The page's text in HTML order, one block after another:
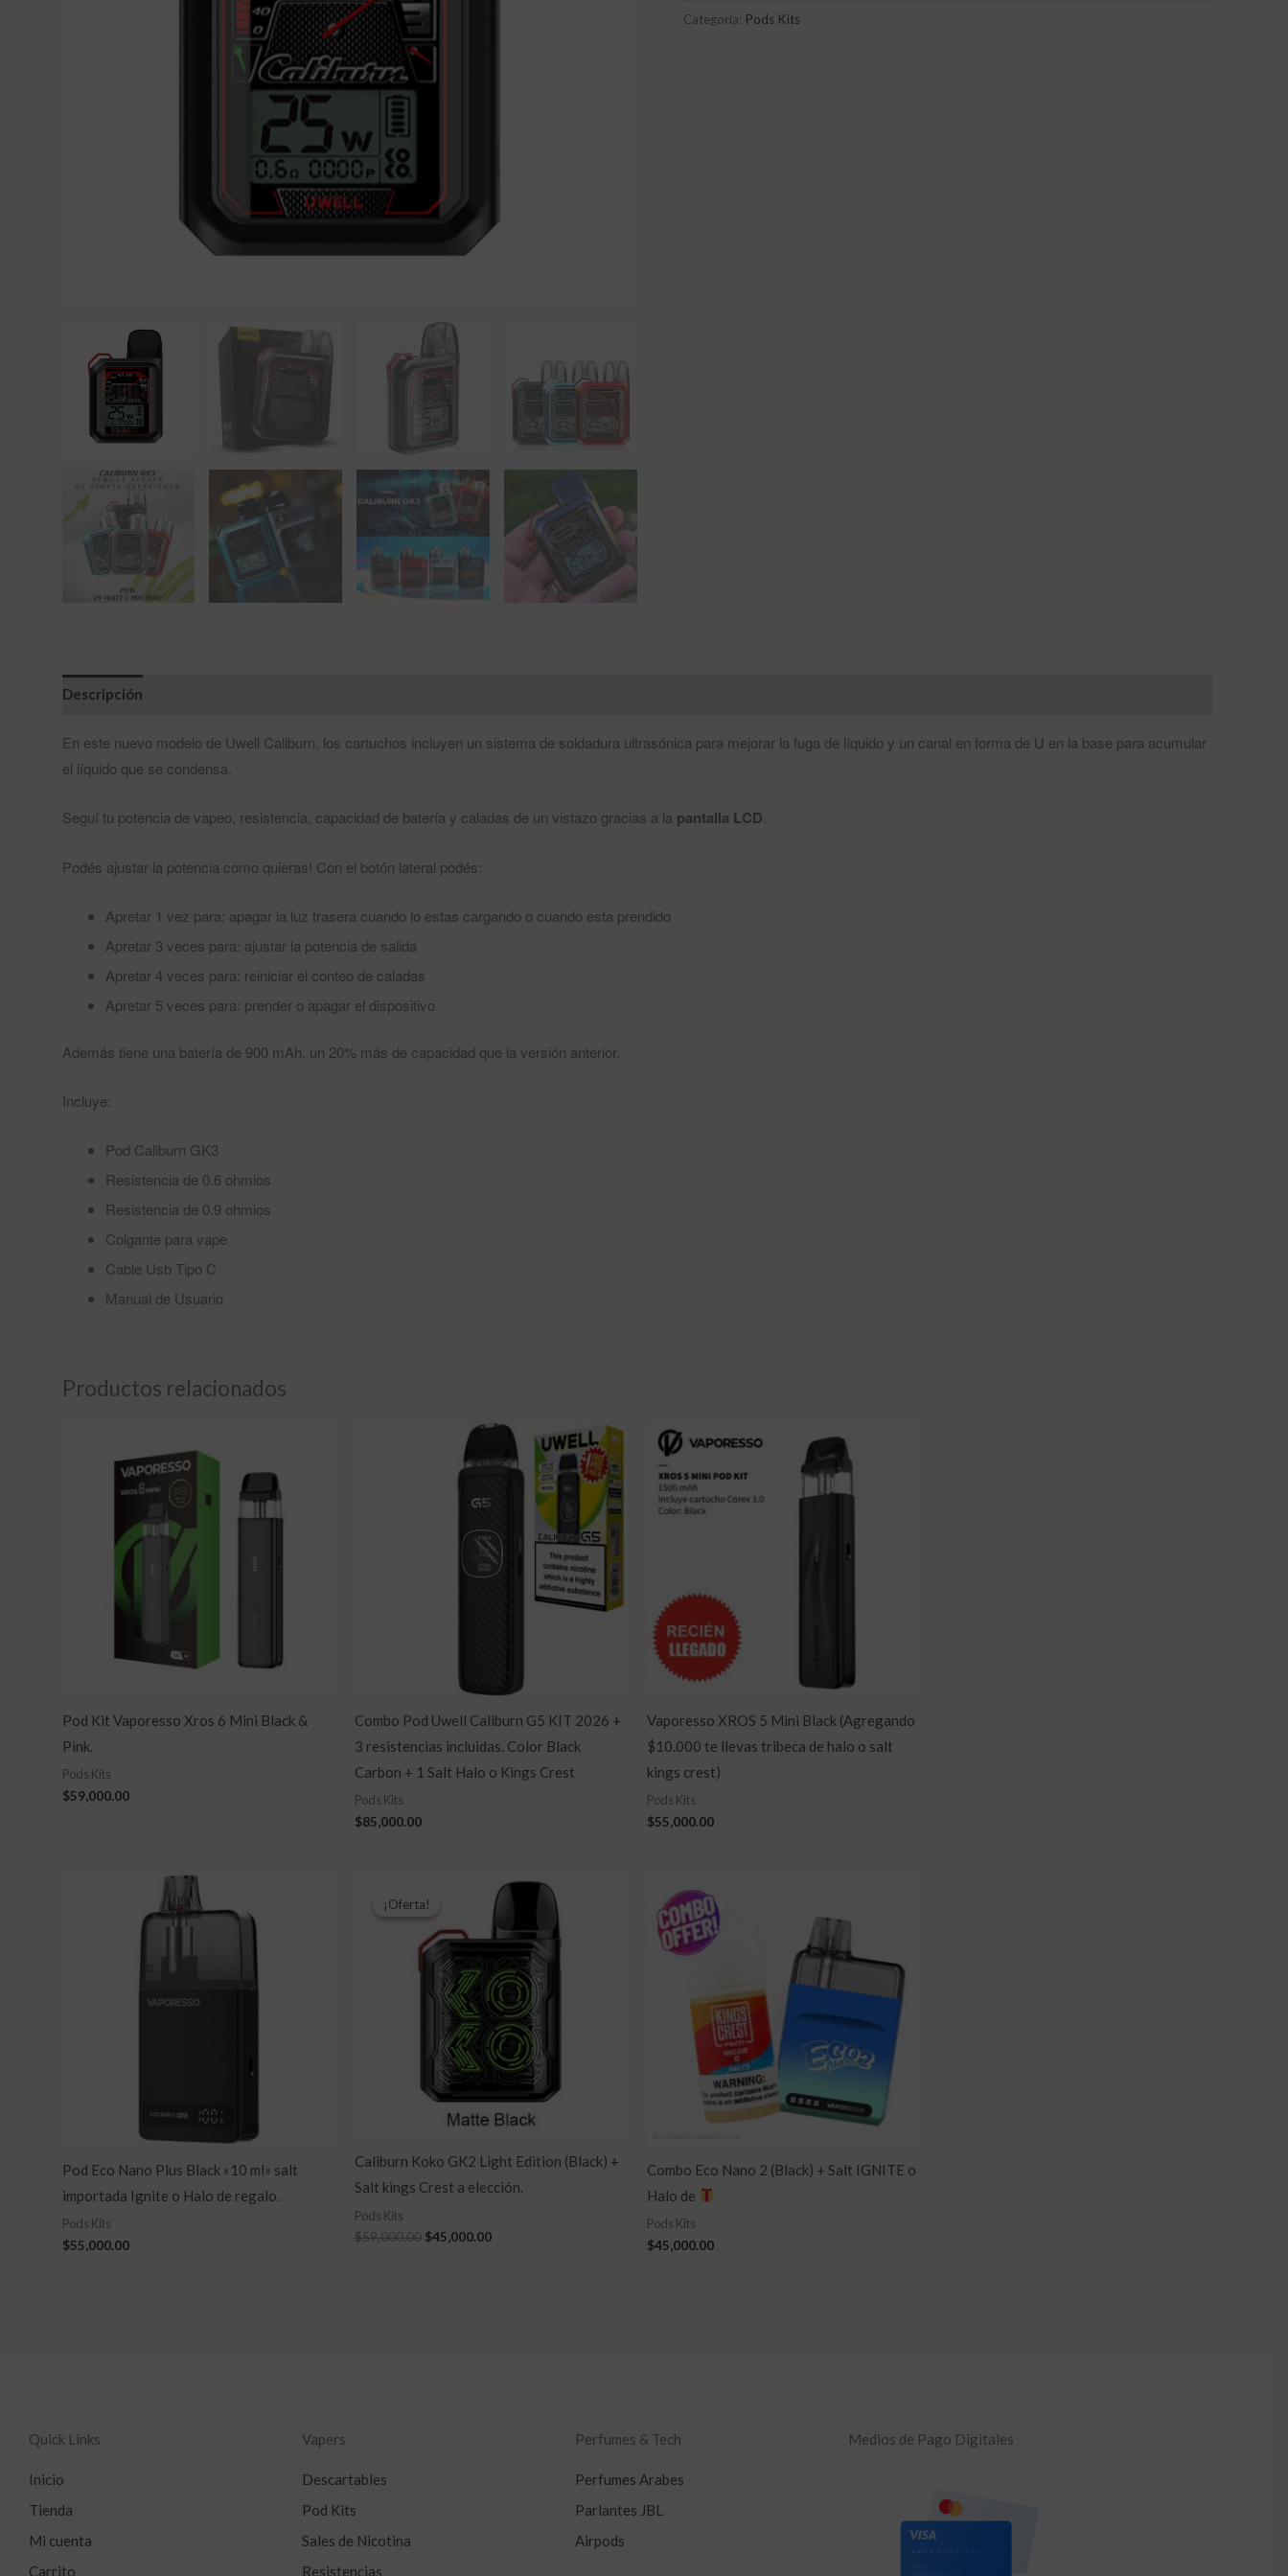
Categoría: Pods Kits
Descripción
En este nuevo modelo de Uwell Caliburn, los cartuchos incluyen un sistema de soldadura ultrasónica para mejorar la fuga de líquido y un canal en forma de U en la base para acumular
el líquido que se condensa.
Seguí tu potencia de vapeo, resistencia, capacidad de batería y caladas de un vistazo gracias a la pantalla LCD
Podés ajustar la potencia como quieras! Con el botón lateral podés:
Apretar 1 vez para: apagar la luz trasera cuando lo estas cargando o cuando esta prendido
Apretar 3 veces para: ajustar la potencia de salida
Apretar 4 veces para: reiniciar el conteo de caladas
Apretar 5 veces para: prender o apagar el dispositivo
Además tiene una batería de 900 mAh, un 20% más de capacidad que la versión anterior.
Incluye:
Pod Caliburn GK3
Resistencia de 0.6 ohmios
Resistencia de 0.9 ohmios
Colgante para vape
Cable Usb Tipo C
Manual de Usuario
Productos relacionados
Pod Kit Vaporesso Xros 6 Mini Black &
Pink.
Pods Kits
$59,000.00
Combo Pod Uwell Caliburn G5 KIT 2026 +
3 resistencias incluidas. Color Black
Carbon + 1 Salt Halo o Kings Crest
Pods Kits
$85,000.00
Vaporesso XROS 5 Mini Black (Agregando
$10.000 te llevas tribeca de halo o salt
kings crest)
Pods Kits
$55,000.00
Pod Eco Nano Plus Black «10 ml» salt
importada Ignite o Halo de regalo.
Pods Kits
$55,000.00
¡Oferta!
¡Oferta!
Caliburn Koko GK2 Light Edition (Black) +
Salt kings Crest a elección.
Pods Kits
$59,000.00
original
era:
$59,000.00.
$45,000.00
precio
actual
es:
$45,000.00.
Combo Eco Nano 2 (Black) + Salt IGNITE o
Halo de
Pods Kits
$45,000.00
Quick Links
Inicio
Tienda
Mi cuenta
Carrito
Vapers
Descartables
Pod Kits
Sales de Nicotina
Resistencias
Perfumes & Tech
Perfumes Arabes
Parlantes JBL
Airpods
Medios de Pago Digitales